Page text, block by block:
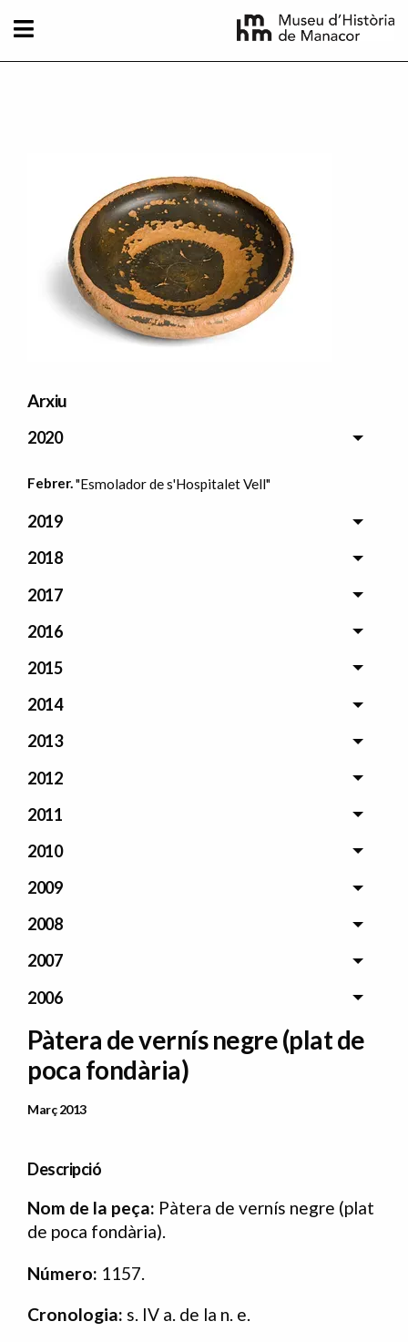
Arxiu
2020
Febrer."Esmolador de s'Hospitalet Vell"
2019
2018
2017
2016
2015
2014
2013
2012
2011
2010
2009
2008
2007
2006
Pàtera de vernís negre (plat de
poca fondària)
Data Publicació
Març 2013
Descripció
Nom de la peça: Pàtera de vernís negre (plat
de poca fondària).
Número: 1157.
Cronologia: s. IV a. de la n. e.